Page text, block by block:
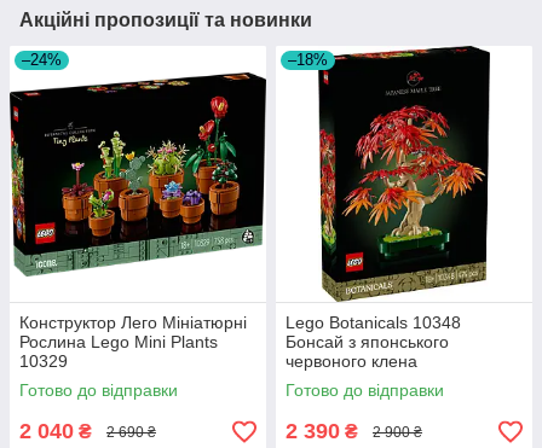
Акційні пропозиції та новинки
–24%
Конструктор Лего Мініатюрні
Рослина Lego Mini Plants
10329
Готово до відправки
2 040 ₴ 2 690 ₴
–18%
Lego Botanicals 10348
Бонсай з японського
червоного клена
Готово до відправки
2 390 ₴ 2 900 ₴